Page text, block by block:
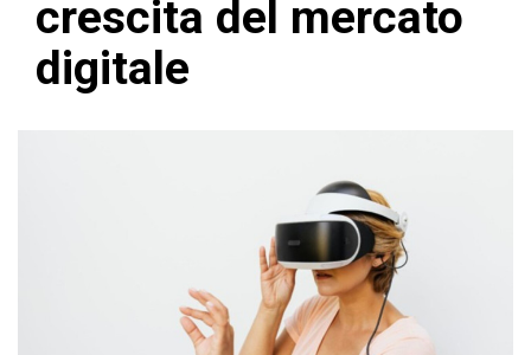
crescita del mercato
digitale